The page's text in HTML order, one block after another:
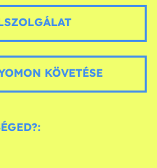
KÖVETÉSE